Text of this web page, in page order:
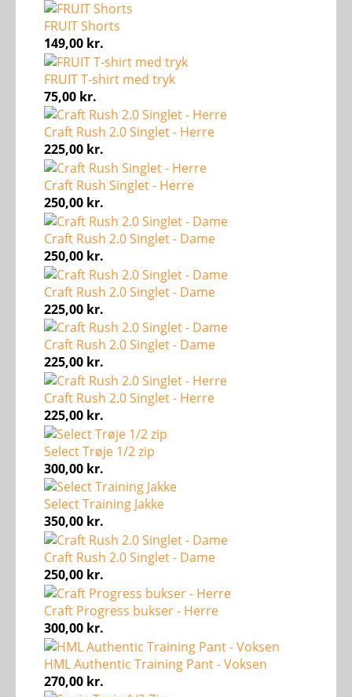
FRUIT Shorts
149,00 kr.
FRUIT T-shirt med tryk
75,00 kr.
Craft Rush 2.0 Singlet - Herre
225,00 kr.
Craft Rush Singlet - Herre
250,00 kr.
Craft Rush 2.0 Singlet - Dame
250,00 kr.
Craft Rush 2.0 Singlet - Dame
225,00 kr.
Craft Rush 2.0 Singlet - Dame
225,00 kr.
Craft Rush 2.0 Singlet - Herre
225,00 kr.
Select Trøje 1/2 zip
300,00 kr.
Select Training Jakke
350,00 kr.
Craft Rush 2.0 Singlet - Dame
250,00 kr.
Craft Progress bukser - Herre
300,00 kr.
HML Authentic Training Pant - Voksen
270,00 kr.